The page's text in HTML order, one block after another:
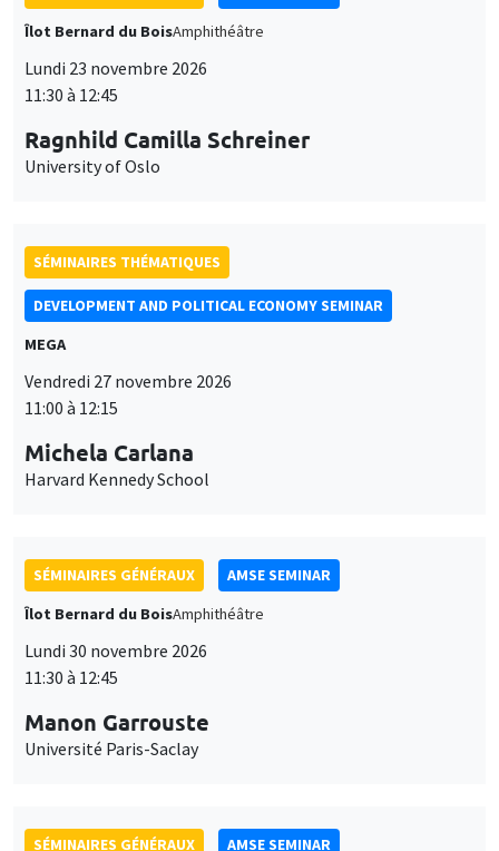
Îlot Bernard du BoisAmphithéâtre
11:30 à 12:45
University of Oslo
SÉMINAIRES THÉMATIQUES
DEVELOPMENT AND POLITICAL ECONOMY SEMINAR
MEGA
11:00 à 12:15
Harvard Kennedy School
SÉMINAIRES GÉNÉRAUX
AMSE SEMINAR
Îlot Bernard du BoisAmphithéâtre
11:30 à 12:45
Université Paris-Saclay
SÉMINAIRES GÉNÉRAUX AMSE SEMINAR